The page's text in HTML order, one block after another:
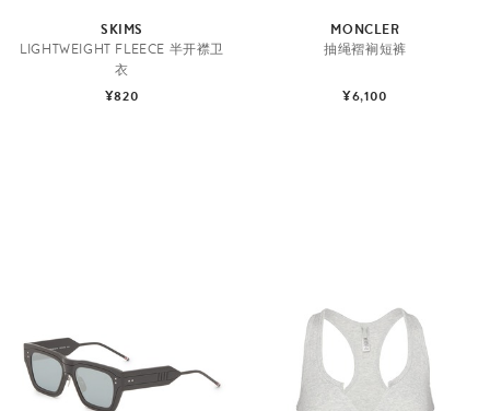
SKIMS
LIGHTWEIGHT FLEECE 半开襟卫
衣
¥820
MONCLER
抽绳褶裥短裤
¥6,100